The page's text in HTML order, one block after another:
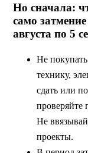
Но сначала:
само
августа по 5
Не
технику,
сдать или
проверяйте
Не
проекты.